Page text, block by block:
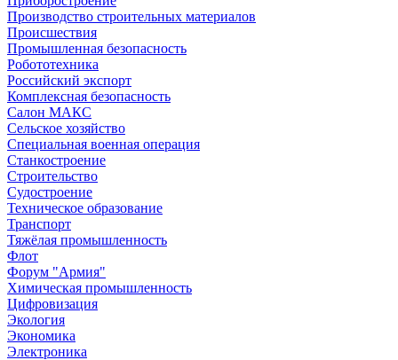
Производство строительных материалов
Происшествия
Промышленная безопасность
Робототехника
Российский экспорт
Комплексная безопасность
Салон МАКС
Сельское хозяйство
Специальная военная операция
Станкостроение
Строительство
Судостроение
Техническое образование
Транспорт
Тяжёлая промышленность
Флот
Форум "Армия"
Химическая промышленность
Цифровизация
Экология
Экономика
Электроника